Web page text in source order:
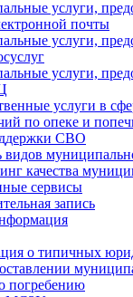
услуги,
почты
услуги,
услуги,
услуги в
по опеке и
СВО
видов
качества
сервисы
запись
о типичных
погребению